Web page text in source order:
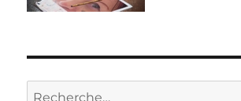
Recherche